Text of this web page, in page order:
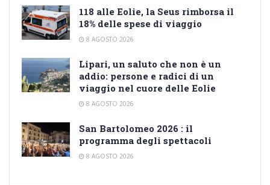
118 alle Eolie, la Seus rimborsa il
18% delle spese di viaggio
8 AGOSTO 2026
Lipari, un saluto che non è un
addio: persone e radici di un
viaggio nel cuore delle Eolie
8 AGOSTO 2026
San Bartolomeo 2026 : il
programma degli spettacoli
8 AGOSTO 2026